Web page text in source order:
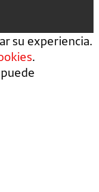
su experiencia.
.